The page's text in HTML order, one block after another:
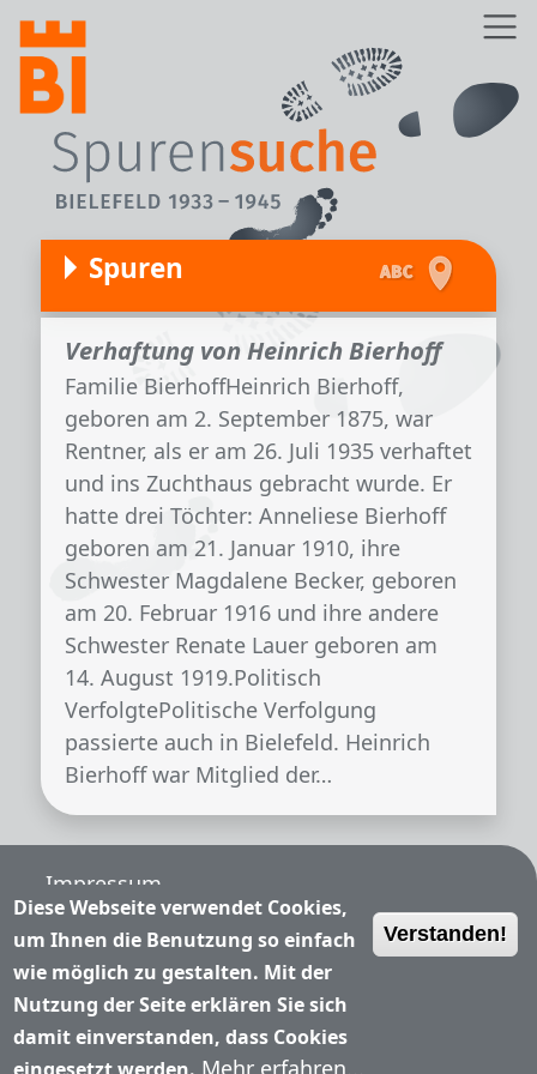
Direkt zum Inhalt
Spuren
Verhaftung von Heinrich Bierhoff
Familie BierhoffHeinrich Bierhoff,
geboren am 2. September 1875, war
Rentner, als er am 26. Juli 1935 verhaftet
und ins Zuchthaus gebracht wurde. Er
hatte drei Töchter: Anneliese Bierhoff
geboren am 21. Januar 1910, ihre
Schwester Magdalene Becker, geboren
am 20. Februar 1916 und ihre andere
Schwester Renate Lauer geboren am
14. August 1919.Politisch
VerfolgtePolitische Verfolgung
passierte auch in Bielefeld. Heinrich
Bierhoff war Mitglied der…
Fußzeile
Impressum
Nutzungsbedingungen
Datenschutzerklärung
Kontakt
Diese Webseite verwendet Cookies,
um Ihnen die Benutzung so einfach
wie möglich zu gestalten. Mit der
Nutzung der Seite erklären Sie sich
damit einverstanden, dass Cookies
Mehr erfahren...
Verstanden!